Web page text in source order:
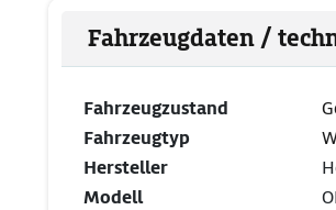
Fahrzeugdaten /
Fahrzeugzustand
Fahrzeugtyp
Hersteller
Modell